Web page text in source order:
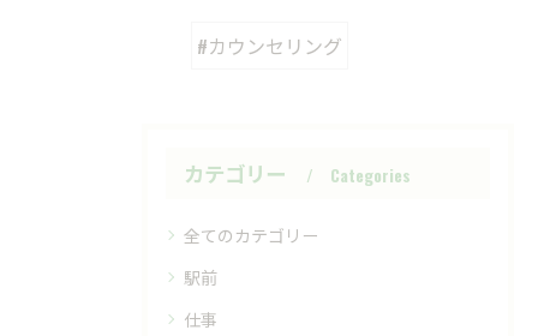
#カウンセリング
カテゴリー Categories
全てのカテゴリー
駅前
仕事